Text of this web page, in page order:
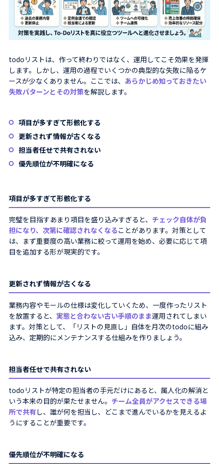
todoリストは、作って終わりではなく、運用してこそ効果を発揮
します。しかし、運用の過程でいくつかの典型的な失敗に陥るケ
ースが少なくありません。ここでは、 あらかじめ知っておきたい
失敗パターンとその対策を解説します。
項目が多すぎて形骸化する
更新されず情報が古くなる
担当者任せで共有されない
優先順位が不明確になる
項目が多すぎて形骸化する
完璧を目指すあまり項目を盛り込みすぎると、 チェック自体が負
担になり、次第に確認されなくなることがあります。対策として
は、まず重要度の高い業務に絞って運用を始め、必要に応じて項
目を追加する形が現実的です。
更新されず情報が古くなる
業務内容やモールの仕様は変化していくため、一度作ったリスト
を放置すると、 実態と合わない古い手順のまま運用されてしまい
ます。対策として、「リストの見直し」自体を月次のtodoに組み
込み、定期的にメンテナンスする仕組みを作りましょう。
担当者任せで共有されない
todoリストが特定の担当者の手元だけにあると、属人化の解消と
いう本来の目的が果たせません。 チーム全員がアクセスできる場
所で共有し、誰が何を担当し、どこまで進んでいるかを見えるよ
うにすることが重要です。
優先順位が不明確になる